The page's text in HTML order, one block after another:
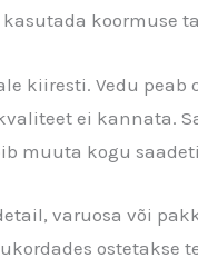
koormuse
kiiresti. Vedu peab
ei kannata.
muuta kogu
varuosa või
ostetakse